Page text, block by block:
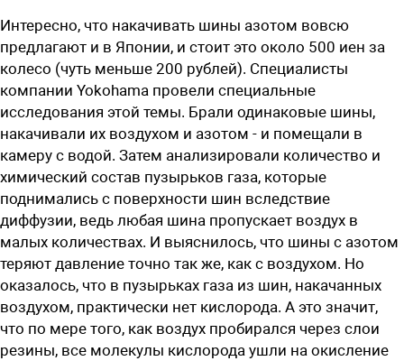
Интересно, что накачивать шины азотом вовсю
предлагают и в Японии, и стоит это около 500 иен за
колесо (чуть меньше 200 рублей). Специалисты
компании Yokohama провели специальные
исследования этой темы. Брали одинаковые шины,
накачивали их воздухом и азотом - и помещали в
камеру с водой. Затем анализировали количество и
химический состав пузырьков газа, которые
поднимались с поверхности шин вследствие
диффузии, ведь любая шина пропускает воздух в
малых количествах. И выяснилось, что шины с азотом
теряют давление точно так же, как с воздухом. Но
оказалось, что в пузырьках газа из шин, накачанных
воздухом, практически нет кислорода. А это значит,
что по мере того, как воздух пробирался через слои
резины, все молекулы кислорода ушли на окисление